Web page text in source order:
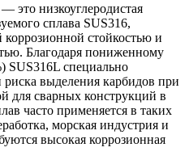
это низкоуглеродистая
сплава SUS316,
коррозионной стойкостью и
Благодаря пониженному
SUS316L специально
выделения карбидов при
для сварных конструкций в
часто применяется в таких
морская индустрия и
высокая коррозионная